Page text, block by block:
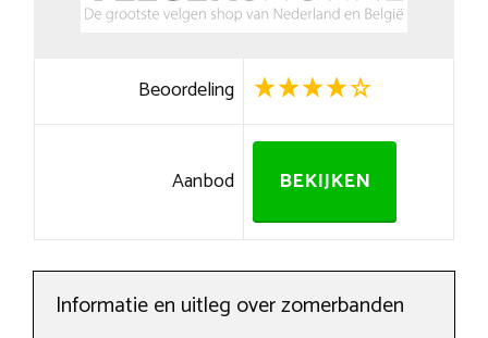
Beoordeling
Aanbod BEKIJKEN
Informatie en uitleg over zomerbanden